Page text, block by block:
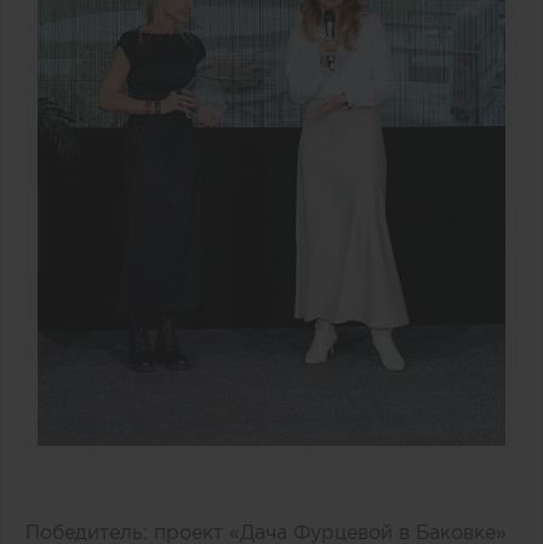
Победитель: проект «Дача Фурцевой в Баковке»